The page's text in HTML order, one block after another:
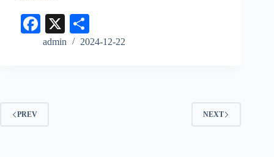
Fa
ce
X
ha
admin 2024-12-22
PREV NEXT